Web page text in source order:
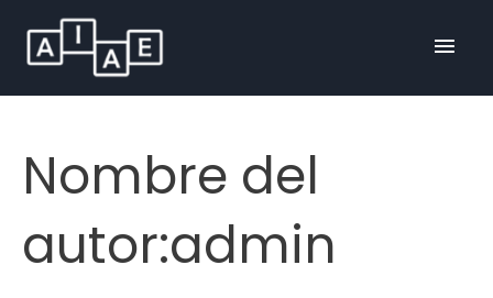
contenido
Nombre del
autor:admin
por: